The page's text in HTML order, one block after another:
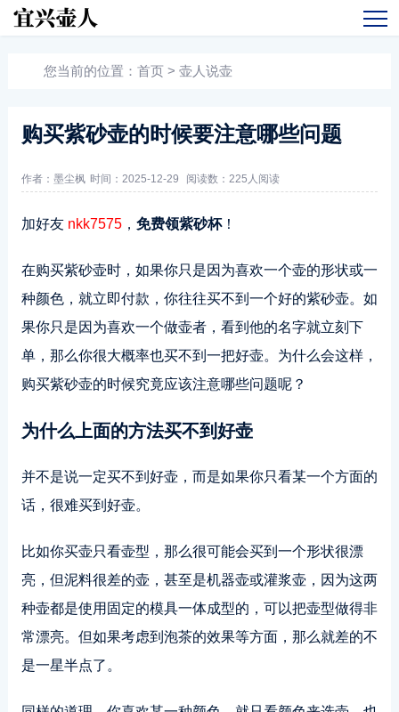
您当前的位置： 首页 > 壶人说壶
购买紫砂壶的时候要注意哪些问题
作者：墨尘枫 时间：2025-12-29 阅读数： 225人阅读
加好友 nkk7575， 免费领紫砂杯！
在购买紫砂壶时，如果你只是因为喜欢一个壶的形状或一
种颜色，就立即付款，你往往买不到一个好的紫砂壶。如
果你只是因为喜欢一个做壶者，看到他的名字就立刻下
单，那么你很大概率也买不到一把好壶。为什么会这样，
购买紫砂壶的时候究竟应该注意哪些问题呢？
为什么上面的方法买不到好壶
并不是说一定买不到好壶，而是如果你只看某一个方面的
话，很难买到好壶。
比如你买壶只看壶型，那么很可能会买到一个形状很漂
亮，但泥料很差的壶，甚至是机器壶或灌浆壶，因为这两
种壶都是使用固定的模具一体成型的，可以把壶型做得非
常漂亮。但如果考虑到泡茶的效果等方面，那么就差的不
是一星半点了。